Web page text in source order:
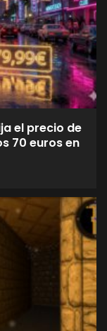
el precio de
70 euros en